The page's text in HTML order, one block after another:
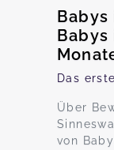
Babys
Das
Über
von